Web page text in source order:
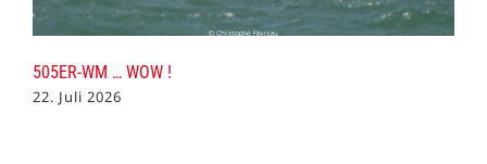
505ER-WM … WOW !
22. Juli 2026